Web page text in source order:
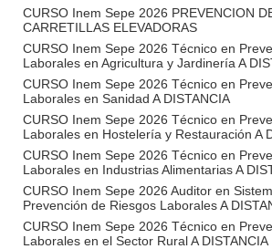
CURSO Inem Sepe 2026 PREVENCION
CARRETILLAS ELEVADORAS
CURSO Inem Sepe 2026 Técnico en
Laborales en Agricultura y Jardinería A
CURSO Inem Sepe 2026 Técnico en
Laborales en Sanidad A DISTANCIA
CURSO Inem Sepe 2026 Técnico en
Laborales en Hostelería y Restauración A
CURSO Inem Sepe 2026 Técnico en
Laborales en Industrias Alimentarias A
CURSO Inem Sepe 2026 Auditor en
Prevención de Riesgos Laborales A
CURSO Inem Sepe 2026 Técnico en
Laborales en el Sector Rural A DISTANCIA